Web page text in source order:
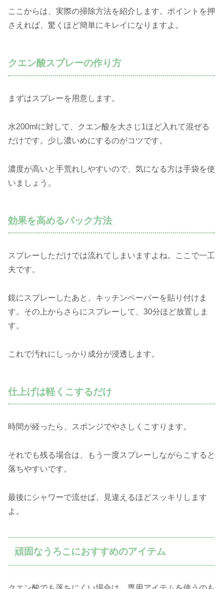
ここからは、実際の掃除方法を紹介します。ポイントを押
さえれば、驚くほど簡単にキレイになりますよ。
クエン酸スプレーの作り方
まずはスプレーを用意します。
水200mlに対して、クエン酸を大さじ1ほど入れて混ぜる
だけです。少し濃いめにするのがコツです。
濃度が高いと手荒れしやすいので、気になる方は手袋を使
いましょう。
効果を高めるパック方法
スプレーしただけでは流れてしまいますよね。ここで一工
夫です。
鏡にスプレーしたあと、キッチンペーパーを貼り付けま
す。その上からさらにスプレーして、30分ほど放置しま
す。
これで汚れにしっかり成分が浸透します。
仕上げは軽くこするだけ
時間が経ったら、スポンジでやさしくこすります。
それでも残る場合は、もう一度スプレーしながらこすると
落ちやすいです。
最後にシャワーで流せば、見違えるほどスッキリします
よ。
頑固なうろこにおすすめのアイテム